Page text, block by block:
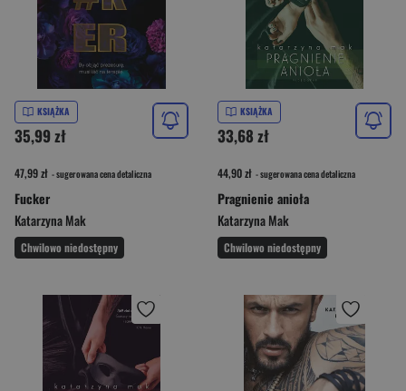
KSIĄŻKA
35,99 zł
47,99 zł - sugerowana cena detaliczna
Fucker
Katarzyna Mak
Chwilowo niedostępny
KSIĄŻKA
33,68 zł
44,90 zł - sugerowana cena detaliczna
Pragnienie anioła
Katarzyna Mak
Chwilowo niedostępny